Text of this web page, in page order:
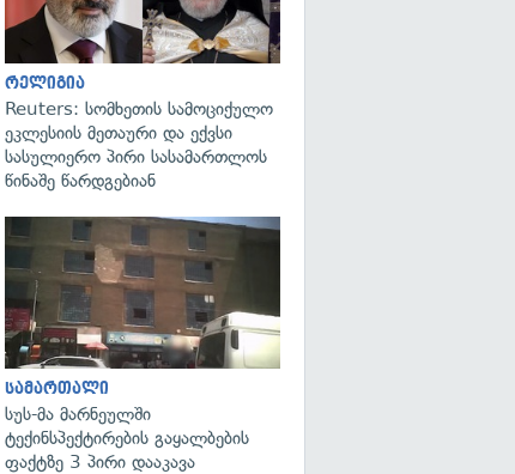
გადახედვა
რელიგია
Reuters: სომხეთის სამოციქულო
ეკლესიის მეთაური და ექვსი
სასულიერო პირი სასამართლოს
წინაშე წარდგებიან
სამართალი
სუს-მა მარნეულში
ტექინსპექტირების გაყალბების
ფაქტზე 3 პირი დააკავა